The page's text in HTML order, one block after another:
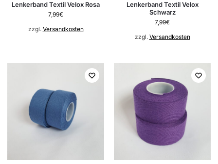
Lenkerband Textil Velox Rosa
7,99€
zzgl. Versandkosten
Lenkerband Textil Velox
Schwarz
7,99€
zzgl. Versandkosten